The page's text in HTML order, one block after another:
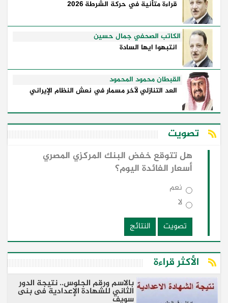
قراءة متأنية في حركة الشرطة 2026
الكاتب الصحفي جمال حسين
انتبهوا ايها السادة
القبطان محمود المحمود
العد التنازلي لآخر مسمار في نعش النظام الإيراني
تصويت
هل تتوقع خفض البنك المركزي المصري
أسعار الفائدة اليوم؟
نعم
لا
تصويت
النتائج
الأكثر قراءة
بالاسم ورقم الجلوس.. نتيجة الدور
الثاني للشهادة الإعدادية فى بنى
سويف